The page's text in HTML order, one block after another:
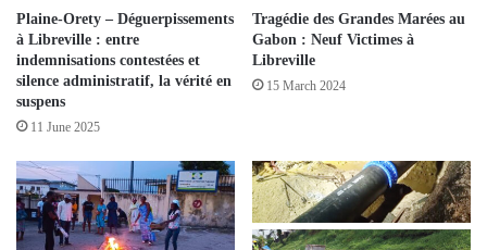
Plaine-Orety – Déguerpissements
à Libreville : entre
indemnisations contestées et
silence administratif, la vérité en
suspens
11 June 2025
Tragédie des Grandes Marées au
Gabon : Neuf Victimes à
Libreville
15 March 2024